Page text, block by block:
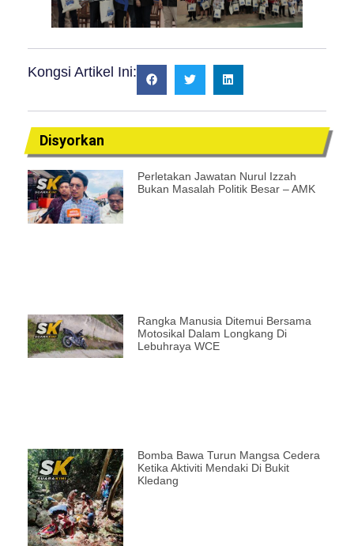
Kongsi Artikel Ini:
Disyorkan
Perletakan Jawatan Nurul Izzah
Bukan Masalah Politik Besar – AMK
Rangka Manusia Ditemui Bersama
Motosikal Dalam Longkang Di
Lebuhraya WCE
Bomba Bawa Turun Mangsa Cedera
Ketika Aktiviti Mendaki Di Bukit
Kledang